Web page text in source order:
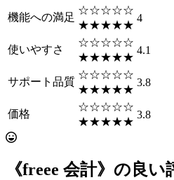
機能への満足
☆☆☆☆☆
★★★★★
4
使いやすさ
☆☆☆☆☆
★★★★★
4.1
サポート品質
☆☆☆☆☆
★★★★★
3.8
価格
☆☆☆☆☆
★★★★★
3.8
《freee 会計》の良い